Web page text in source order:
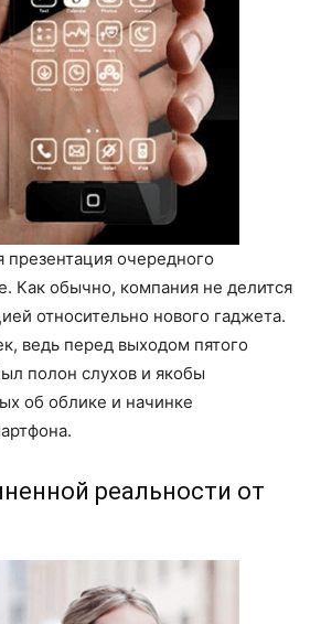
очередного
Как обычно, компания не делится
относительно нового гаджета.
ведь перед выходом пятого
полон слухов и якобы
об облике и начинке
реальности от